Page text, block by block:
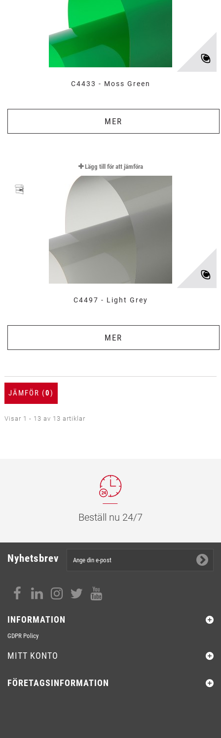
C4433 - Moss Green
MER
C4497 - Light Grey
MER
Lägg till för att jämföra
JÄMFÖR (0)
Visar 1 - 13 av 13 artiklar
Beställ nu 24/7
Nyhetsbrev
INFORMATION
GDPR Policy
MITT KONTO
FÖRETAGSINFORMATION